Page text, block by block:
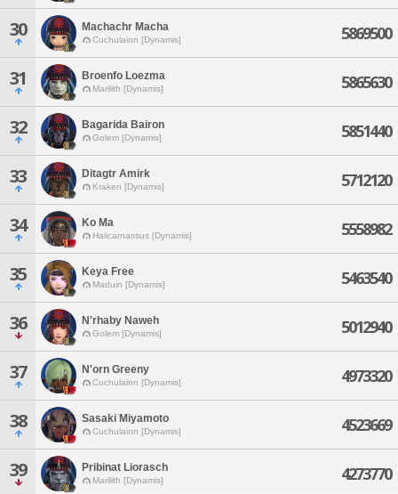
30 Machachr Macha
Cuchulainn [Dynamis] 5869500
31 Broenfo Loezma
Marilith [Dynamis] 5865630
32 Bagarida Bairon
Golem [Dynamis] 5851440
33 Ditagtr Amirk
Kraken [Dynamis] 5712120
34 Ko Ma
Halicarnassus [Dynamis] 5558982
35 Keya Free
Maduin [Dynamis] 5463540
36 N'rhaby Naweh
Golem [Dynamis] 5012940
37 N'orn Greeny
Cuchulainn [Dynamis] 4973320
38 Sasaki Miyamoto
Cuchulainn [Dynamis] 4523669
39 Pribinat Liorasch
Marilith [Dynamis] 4273770